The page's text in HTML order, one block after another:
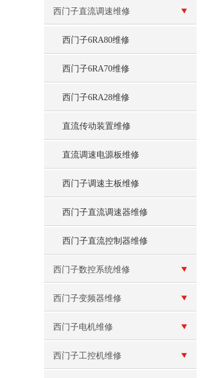
西门子直流调速维修
西门子6RA80维修
西门子6RA70维修
西门子6RA28维修
直流传动装置维修
直流调速电源板维修
西门子调速主板维修
西门子直流调速器维修
西门子直流控制器维修
西门子数控系统维修
西门子变频器维修
西门子电机维修
西门子工控机维修